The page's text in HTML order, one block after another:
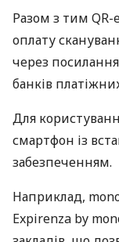
Разом з тим
оплату
через
банків
Для
смартфон із
забезпеченням.
Наприклад,
Expirenza by